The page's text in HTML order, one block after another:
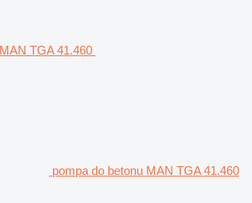
pompa do betonu MAN TGA 41.460